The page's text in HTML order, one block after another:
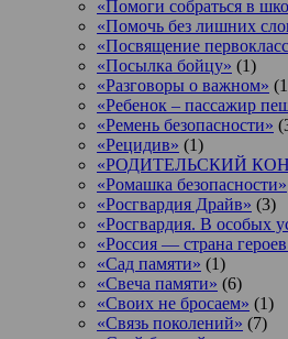
«Помоги собраться в
«Помочь без лишних
«Посвящение
«Посылка бойцу» (1)
«Разговоры о важном»
«Ребенок – пассажир
«Ремень безопасности»
«Рецидив» (1)
«РОДИТЕЛЬСКИЙ
«Ромашка безопасности»
«Росгвардия Драйв» (3)
«Росгвардия. В особых
«Россия — страна
«Сад памяти» (1)
«Свеча памяти» (6)
«Своих не бросаем» (1)
«Связь поколений» (7)